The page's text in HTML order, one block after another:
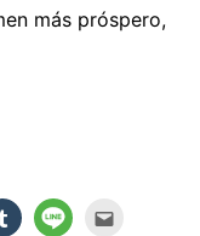
más próspero,